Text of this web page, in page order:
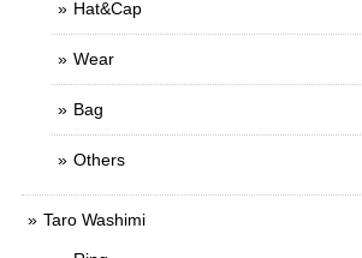
Hat&Cap
Wear
Bag
Others
Taro Washimi